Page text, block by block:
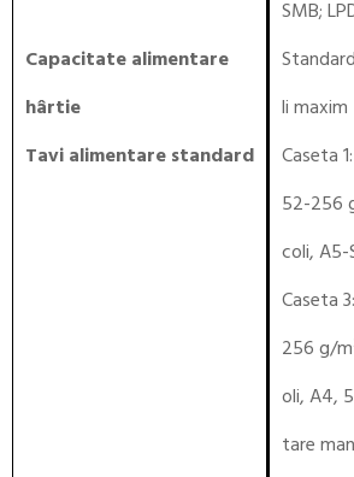
SMB;
Capacitate alimentare
hârtie
li maxim
Tavi alimentare standard
Caseta
52-256
coli, A5-
Caseta
256 g/
oli, A4,
tare